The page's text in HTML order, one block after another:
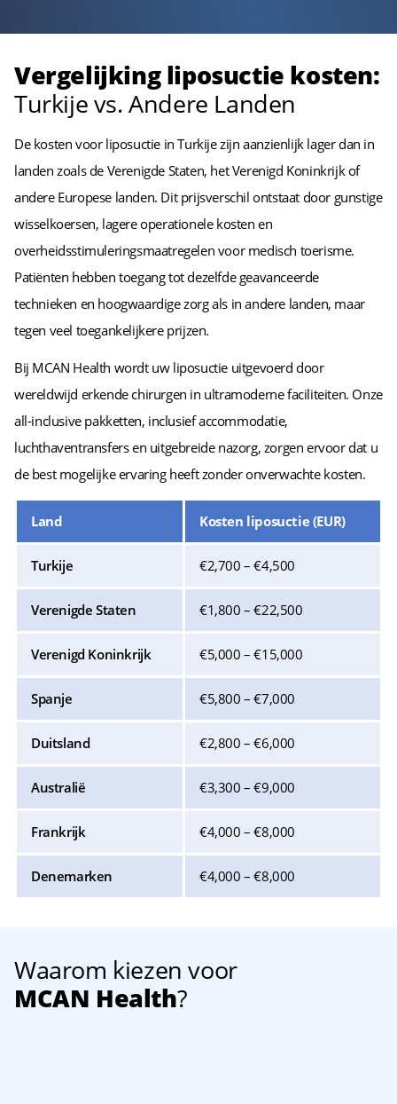
Vergelijking liposuctie kosten:
Turkije vs. Andere Landen
De kosten voor liposuctie in Turkije zijn aanzienlijk lager dan in
landen zoals de Verenigde Staten, het Verenigd Koninkrijk of
andere Europese landen. Dit prijsverschil ontstaat door gunstige
wisselkoersen, lagere operationele kosten en
overheidsstimuleringsmaatregelen voor medisch toerisme.
Patiënten hebben toegang tot dezelfde geavanceerde
technieken en hoogwaardige zorg als in andere landen, maar
tegen veel toegankelijkere prijzen.
Bij MCAN Health wordt uw liposuctie uitgevoerd door
wereldwijd erkende chirurgen in ultramoderne faciliteiten. Onze
all-inclusive pakketten, inclusief accommodatie,
luchthaventransfers en uitgebreide nazorg, zorgen ervoor dat u
de best mogelijke ervaring heeft zonder onverwachte kosten.
Land Kosten liposuctie (EUR)
Turkije €2,700 – €4,500
Verenigde Staten €1,800 – €22,500
Verenigd Koninkrijk €5,000 – €15,000
Spanje €5,800 – €7,000
Duitsland €2,800 – €6,000
Australië €3,300 – €9,000
Frankrijk €4,000 – €8,000
Denemarken €4,000 – €8,000
Waarom kiezen voor
MCAN Health?